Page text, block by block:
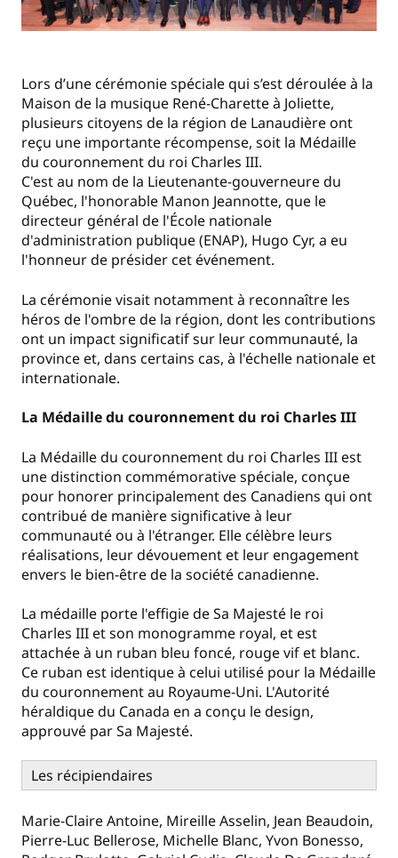
Lors d’une cérémonie spéciale qui s’est déroulée à la
Maison de la musique René-Charette à Joliette,
plusieurs citoyens de la région de Lanaudière ont
reçu une importante récompense, soit la Médaille
du couronnement du roi Charles III.
C'est au nom de la Lieutenante-gouverneure du
Québec, l'honorable Manon Jeannotte, que le
directeur général de l'École nationale
d'administration publique (ENAP), Hugo Cyr, a eu
l'honneur de présider cet événement.
La cérémonie visait notamment à reconnaître les
héros de l'ombre de la région, dont les contributions
ont un impact significatif sur leur communauté, la
province et, dans certains cas, à l'échelle nationale et
internationale.
La Médaille du couronnement du roi Charles III
La Médaille du couronnement du roi Charles III est
une distinction commémorative spéciale, conçue
pour honorer principalement des Canadiens qui ont
contribué de manière significative à leur
communauté ou à l'étranger. Elle célèbre leurs
réalisations, leur dévouement et leur engagement
envers le bien-être de la société canadienne.
La médaille porte l'effigie de Sa Majesté le roi
Charles III et son monogramme royal, et est
attachée à un ruban bleu foncé, rouge vif et blanc.
Ce ruban est identique à celui utilisé pour la Médaille
du couronnement au Royaume-Uni. L'Autorité
héraldique du Canada en a conçu le design,
approuvé par Sa Majesté.
Les récipiendaires
Marie-Claire Antoine, Mireille Asselin, Jean Beaudoin,
Pierre-Luc Bellerose, Michelle Blanc, Yvon Bonesso,